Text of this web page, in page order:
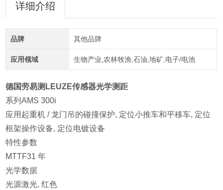
详细介绍
品牌 其他品牌
应用领域 生物产业,农林牧渔,石油,地矿,电子/电池
德国劳易测LEUZE传感器光学测距
系列AMS 300i
应用起重机 / 龙门吊的碰撞保护, 定位小推车和平移车, 定位
框架操作设备, 定位电镀设备
特性参数
MTTF31 年
光学数据
光源激光, 红色